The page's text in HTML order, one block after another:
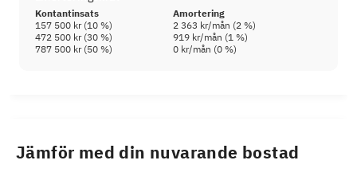
Kontantinsats
Amortering
157 500 kr(10 %) 2 363 kr/mån (2 %)
472 500 kr(30 %) 919 kr/mån (1 %)
787 500 kr(50 %) 0 kr/mån (0 %)
Jämför med din nuvarande bostad